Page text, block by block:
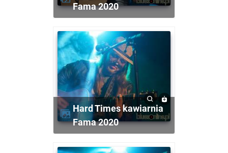
Fama 2020
Hard Times kawiarnia
Fama 2020